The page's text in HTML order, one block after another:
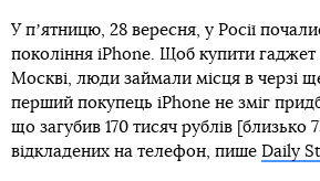
У пʼятницю, 28 вересня, у Росії
покоління iPhone. Щоб купити гаджет
Москві, люди займали місця в черзі
перший покупець iPhone не зміг
що загубив 170 тисяч рублів [близько
відкладених на телефон, пише Daily